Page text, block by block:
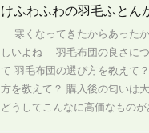
けふわふわの羽毛ふとん
寒くなってきたからあった
しいよね 羽毛布団の良さにつ
て 羽毛布団の選び方を教えて
方を教えて？ 購入後の匂いは
どうしてこんなに高価なもの